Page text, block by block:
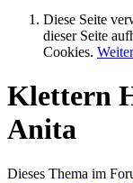
Diese Seite
dieser Seite
Cookies.
Klettern
Anita
Dieses Thema im